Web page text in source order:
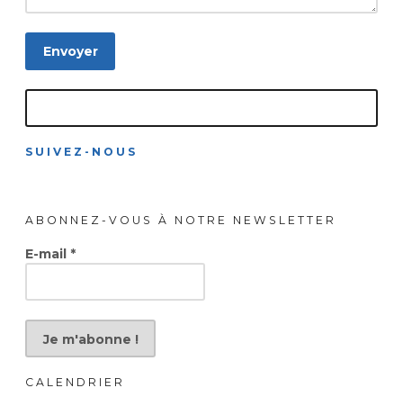
SUIVEZ-NOUS
ABONNEZ-VOUS À NOTRE NEWSLETTER
E-mail *
CALENDRIER